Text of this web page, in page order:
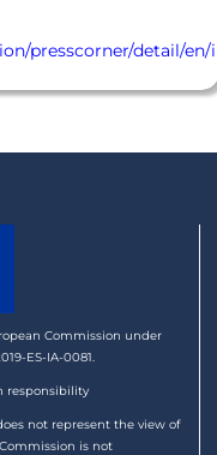
presscorner/detail/en/
Commission under
ES-IA-0081.
responsibility
not represent the view of
is not